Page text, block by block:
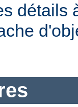
détails